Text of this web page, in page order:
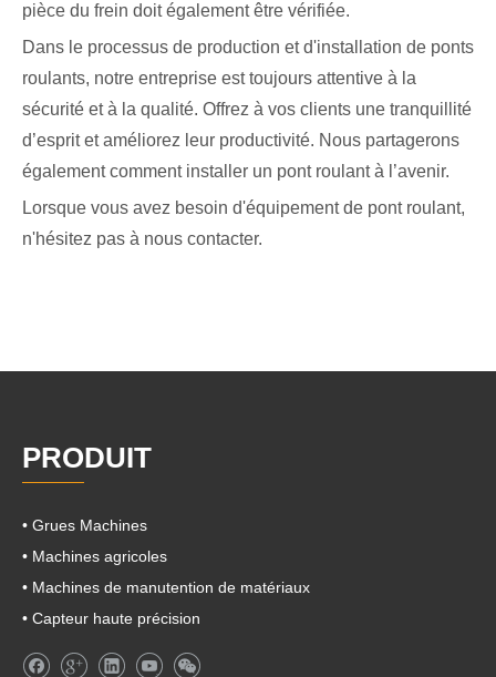
pièce du frein doit également être vérifiée.
Dans le processus de production et d'installation de ponts
roulants, notre entreprise est toujours attentive à la
sécurité et à la qualité. Offrez à vos clients une tranquillité
d’esprit et améliorez leur productivité. Nous partagerons
également comment installer un pont roulant à l’avenir.
Lorsque vous avez besoin d'équipement de pont roulant,
n'hésitez pas à nous contacter.
PRODUIT
• Grues Machines
• Machines agricoles
• Machines de manutention de matériaux
• Capteur haute précision